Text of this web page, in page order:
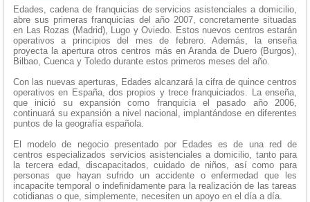
Edades, cadena de franquicias de servicios asistenciales a domicilio,
abre sus primeras franquicias del año 2007, concretamente situadas
en Las Rozas (Madrid), Lugo y Oviedo. Estos nuevos centros estarán
operativos a principios del mes de febrero. Además, la enseña
proyecta la apertura otros centros más en Aranda de Duero (Burgos),
Bilbao, Cuenca y Toledo durante estos primeros meses del año.
Con las nuevas aperturas, Edades alcanzará la cifra de quince centros
operativos en España, dos propios y trece franquiciados. La enseña,
que inició su expansión como franquicia el pasado año 2006,
continuará su expansión a nivel nacional, implantándose en diferentes
puntos de la geografía española.
El modelo de negocio presentado por Edades es de una red de
centros especializados servicios asistenciales a domicilio, tanto para
la tercera edad, discapacitados, cuidado de niños, así como para
personas que hayan sufrido un accidente o enfermedad que les
incapacite temporal o indefinidamente para la realización de las tareas
cotidianas o que, simplemente, necesiten un apoyo en el día a día.